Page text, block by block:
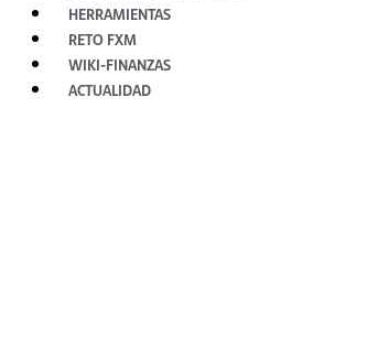
HERRAMIENTAS
RETO FXM
WIKI-FINANZAS
ACTUALIDAD